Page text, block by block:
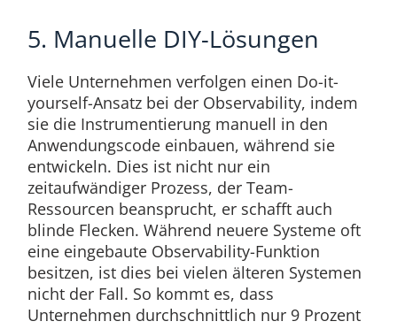
5. Manuelle DIY-Lösungen
Viele Unternehmen verfolgen einen Do-it-
yourself-Ansatz bei der Observability, indem
sie die Instrumentierung manuell in den
Anwendungscode einbauen, während sie
entwickeln. Dies ist nicht nur ein
zeitaufwändiger Prozess, der Team-
Ressourcen beansprucht, er schafft auch
blinde Flecken. Während neuere Systeme oft
eine eingebaute Observability-Funktion
besitzen, ist dies bei vielen älteren Systemen
nicht der Fall. So kommt es, dass
Unternehmen durchschnittlich nur 9 Prozent